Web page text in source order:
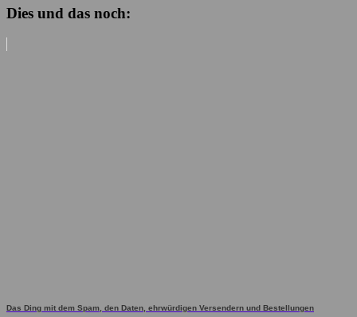
Dies und das noch:
Das Ding mit dem Spam, den Daten, ehrwürdigen Versendern und Bestellungen